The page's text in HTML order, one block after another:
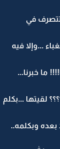
في
...وإلا فيه
ما خبرنا...
لقيتها ...بكلم
بعده وبكلمه..